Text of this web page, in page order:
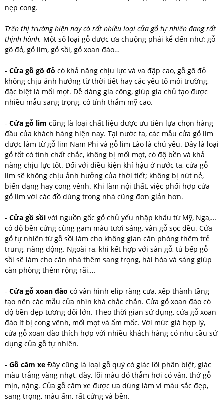
nẹp cong.
Trên thị trường hiện nay có rất nhiều loại cửa gỗ tự nhiên đang rất
thịnh hành. Một số loại gỗ được ưa chuộng phải kể đến như: gỗ
gõ đỏ, gỗ lim, gỗ sồi, gỗ xoan đào…
- Cửa gỗ gõ đỏ có khả năng chịu lực và va đập cao, gỗ gõ đỏ
không chịu ảnh hưởng từ thời tiết hay các yếu tố môi trường,
đặc biệt là mối mọt. Dễ dàng gia công, giúp gia chủ tạo được
nhiều mẫu sang trọng, có tính thẩm mỹ cao.
- Cửa gỗ lim cũng là loại chất liệu được ưu tiên lựa chọn hàng
đầu của khách hàng hiện nay. Tại nước ta, các mẫu cửa gỗ lim
được làm từ gỗ lim Nam Phi và gỗ lim Lào là chủ yếu. Đây là loại
gỗ tốt có tính chất chắc, không bị mối mọt, có độ bền và khả
năng chịu lực tốt. Đối với điều kiện khí hậu ở nước ta, cửa gỗ
lim sẽ không chịu ảnh hưởng của thời tiết; không bị nứt nẻ,
biến dạng hay cong vênh. Khi làm nội thất, việc phối hợp cửa
gỗ lim với các đồ dùng trong nhà cũng đơn giản hơn.
- Cửa gồ sồi với nguồn gốc gỗ chủ yếu nhập khẩu từ Mỹ, Nga,…
có độ bền cứng cùng gam màu tươi sáng, vân gỗ sọc đều. Cửa
gỗ tự nhiên từ gỗ sồi làm cho không gian căn phòng thêm trẻ
trung, năng động. Ngoài ra, khi kết hợp với sàn gỗ, tủ bếp gỗ
sồi sẽ làm cho căn nhà thêm sang trọng, hài hòa và sáng giúp
căn phòng thêm rộng rãi,…
- Cửa gỗ xoan đào có vân hình elip răng cưa, xếp thành tầng
tạo nên các mẫu cửa nhìn khá chắc chắn. Cửa gỗ xoan đào có
độ bền đẹp tương đối lớn. Theo thời gian sử dụng, cửa gỗ xoan
đào ít bị cong vênh, mối mọt và ẩm mốc. Với mức giá hợp lý,
cửa gỗ xoan đào thích hợp với nhiều khách hàng có nhu cầu sử
dụng cửa gỗ tự nhiên.
- Gỗ căm xe Đây cũng là loại gỗ quý có giác lõi phân biệt, giác
màu trắng vàng nhạt, dày, lõi màu đỏ thẫm hơi có vân, thớ gỗ
mịn, nặng. Cửa gỗ căm xe được ưa dùng làm vì màu sắc đẹp,
sang trọng, màu ấm, rất cứng và bền.